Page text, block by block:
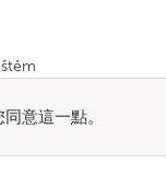
意這一點。